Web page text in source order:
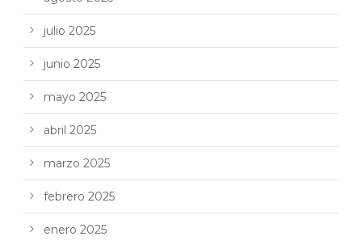
julio 2025
junio 2025
mayo 2025
abril 2025
marzo 2025
febrero 2025
enero 2025